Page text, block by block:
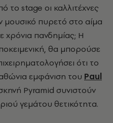
το stage οι καλλιτέχνες
μουσικό πυρετό στο αίμα
χρόνια πανδημίας; Η
θα μπορούσε
ότι το
εμφάνιση του Paul
Pyramid συνιστούν
γεμάτου θετικότητα.